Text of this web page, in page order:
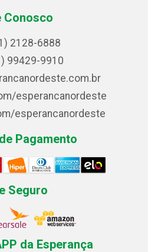
Conosco
2128-6888
99429-9910
esperancanordeste
esperancanordeste
Pagamento
Seguro
da Esperança